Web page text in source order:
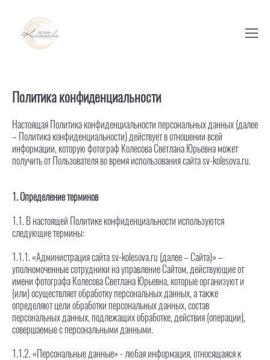
Политика конфиденциальности
Настоящая Политика конфиденциальности персональных данных (далее
– Политика конфиденциальности) действует в отношении всей
информации, которую фотограф Колесова Светлана Юрьевна может
получить от Пользователя во время использования сайта sv-kolesova.ru.
1. Определение терминов
1.1. В настоящей Политике конфиденциальности используются
следующие термины:
1.1.1. «Администрация сайта sv-kolesova.ru (далее – Сайта)» –
уполномоченные сотрудники на управление Сайтом, действующие от
имени фотографа Колесова Светлана Юрьевна, которые организуют и
(или) осуществляет обработку персональных данных, а также
определяют цели обработки персональных данных, состав
персональных данных, подлежащих обработке, действия (операции),
совершаемые с персональными данными.
1.1.2. «Персональные данные» - любая информация, относящаяся к